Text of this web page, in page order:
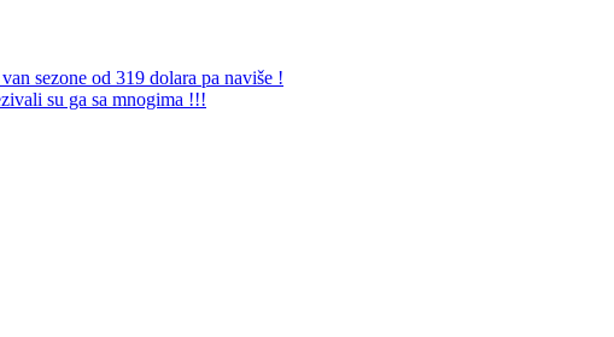
sezone od 319 dolara pa naviše !
su ga sa mnogima !!!